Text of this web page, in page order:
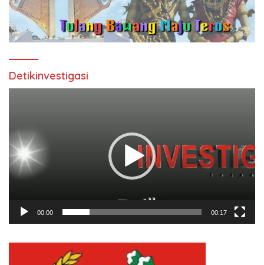
Detikinvestigasi
00:00 00:17